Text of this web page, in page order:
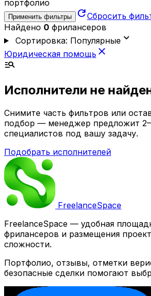
портфолио
Применить фильтры refreshСбросить
Найдено 0 фрилансеров
Сортировка: Популярныеexpand_more
Юридическая помощь close
manage_search
Исполнители не
Снимите часть фильтров или
подбор — менеджер предложит
специалистов под вашу задачу.
Подобрать исполнителей
FreelanceSpace
FreelanceSpace — удобная
фрилансеров и размещения
сложности.
Портфолио, отзывы, отметки
безопасные сделки помогают